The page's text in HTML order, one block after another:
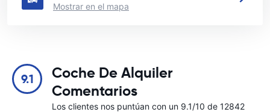
Mostrar en el mapa
9.1
Coche De Alquiler
Comentarios
Los clientes nos puntúan con un 9.1/10 de 12842